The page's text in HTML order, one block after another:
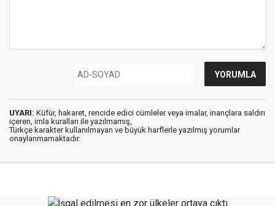
UYARI: Küfür, hakaret, rencide edici cümleler veya imalar, inançlara saldırı
içeren, imla kuralları ile yazılmamış,
Türkçe karakter kullanılmayan ve büyük harflerle yazılmış yorumlar
onaylanmamaktadır.